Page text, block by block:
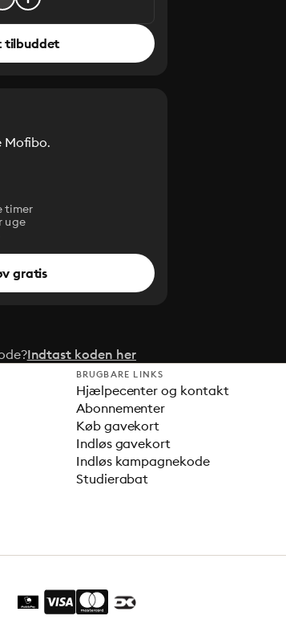
tilbuddet
Mofibo.
timer
uge
gratis
Indtast koden her
BRUGBARE LINKS
Hjælpecenter og kontakt
Abonnementer
Køb gavekort
Indløs gavekort
Indløs kampagnekode
Studierabat